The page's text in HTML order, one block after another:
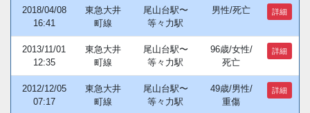
2018/04/08
16:41
東急大井
町線
尾山台駅〜
等々力駅
男性/死亡 詳細
2013/11/01
12:35
東急大井
町線
尾山台駅〜
等々力駅
96歳/女性/
死亡
詳細
2012/12/05
07:17
東急大井
町線
尾山台駅〜
等々力駅
49歳/男性/
重傷
詳細